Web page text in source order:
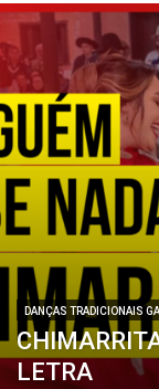
DANÇAS TRADICIONAIS
LETRA